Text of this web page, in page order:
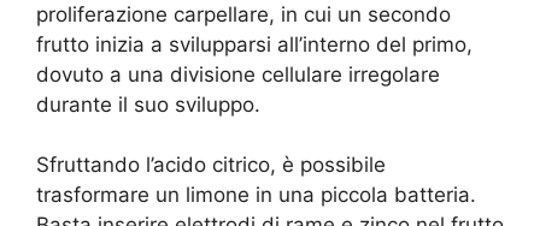
proliferazione carpellare, in cui un secondo
frutto inizia a svilupparsi all’interno del primo,
dovuto a una divisione cellulare irregolare
durante il suo sviluppo.
Sfruttando l’acido citrico, è possibile
trasformare un limone in una piccola batteria.